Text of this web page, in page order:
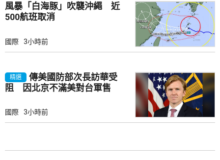
風暴「白海豚」吹襲沖繩 近
500航班取消
國際 3小時前
精選
傳美國防部次長訪華受
阻 因北京不滿美對台軍售
國際 3小時前